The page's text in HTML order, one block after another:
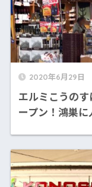
2020年6月29日
エルミこうの
ープン！鴻巣